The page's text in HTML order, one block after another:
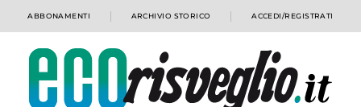
ABBONAMENTI ARCHIVIO STORICO ACCEDI/REGISTRATI